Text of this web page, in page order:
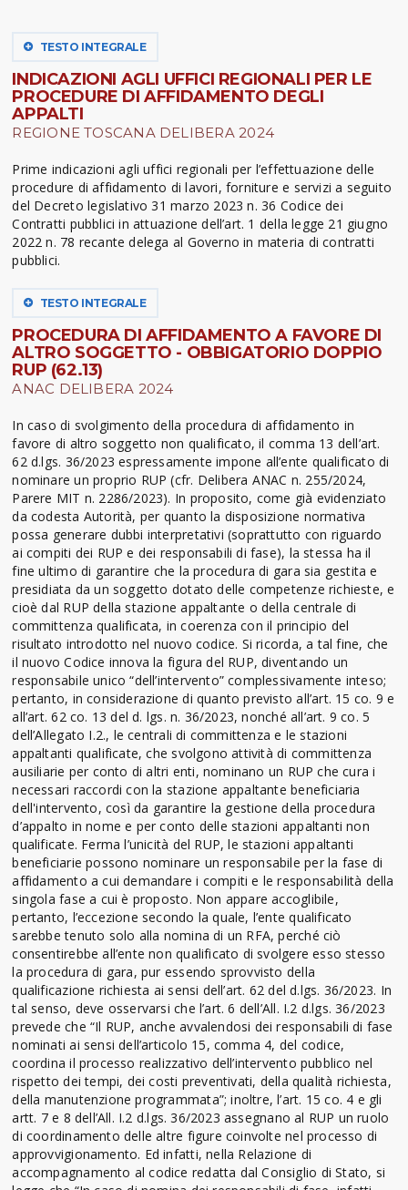
TESTO INTEGRALE
INDICAZIONI AGLI UFFICI REGIONALI PER LE
PROCEDURE DI AFFIDAMENTO DEGLI
APPALTI
REGIONE TOSCANA DELIBERA 2024
Prime indicazioni agli uffici regionali per l’effettuazione delle
procedure di affidamento di lavori, forniture e servizi a seguito
del Decreto legislativo 31 marzo 2023 n. 36 Codice dei
Contratti pubblici in attuazione dell’art. 1 della legge 21 giugno
2022 n. 78 recante delega al Governo in materia di contratti
pubblici.
TESTO INTEGRALE
PROCEDURA DI AFFIDAMENTO A FAVORE DI
ALTRO SOGGETTO - OBBIGATORIO DOPPIO
RUP (62.13)
ANAC DELIBERA 2024
In caso di svolgimento della procedura di affidamento in
favore di altro soggetto non qualificato, il comma 13 dell’art.
62 d.lgs. 36/2023 espressamente impone all’ente qualificato di
nominare un proprio RUP (cfr. Delibera ANAC n. 255/2024,
Parere MIT n. 2286/2023). In proposito, come già evidenziato
da codesta Autorità, per quanto la disposizione normativa
possa generare dubbi interpretativi (soprattutto con riguardo
ai compiti dei RUP e dei responsabili di fase), la stessa ha il
fine ultimo di garantire che la procedura di gara sia gestita e
presidiata da un soggetto dotato delle competenze richieste, e
cioè dal RUP della stazione appaltante o della centrale di
committenza qualificata, in coerenza con il principio del
risultato introdotto nel nuovo codice. Si ricorda, a tal fine, che
il nuovo Codice innova la figura del RUP, diventando un
responsabile unico “dell’intervento” complessivamente inteso;
pertanto, in considerazione di quanto previsto all’art. 15 co. 9 e
all’art. 62 co. 13 del d. lgs. n. 36/2023, nonché all’art. 9 co. 5
dell’Allegato I.2., le centrali di committenza e le stazioni
appaltanti qualificate, che svolgono attività di committenza
ausiliarie per conto di altri enti, nominano un RUP che cura i
necessari raccordi con la stazione appaltante beneficiaria
dell'intervento, così da garantire la gestione della procedura
d’appalto in nome e per conto delle stazioni appaltanti non
qualificate. Ferma l’unicità del RUP, le stazioni appaltanti
beneficiarie possono nominare un responsabile per la fase di
affidamento a cui demandare i compiti e le responsabilità della
singola fase a cui è proposto. Non appare accoglibile,
pertanto, l’eccezione secondo la quale, l’ente qualificato
sarebbe tenuto solo alla nomina di un RFA, perché ciò
consentirebbe all’ente non qualificato di svolgere esso stesso
la procedura di gara, pur essendo sprovvisto della
qualificazione richiesta ai sensi dell’art. 62 del d.lgs. 36/2023. In
tal senso, deve osservarsi che l’art. 6 dell’All. I.2 d.lgs. 36/2023
prevede che “Il RUP, anche avvalendosi dei responsabili di fase
nominati ai sensi dell’articolo 15, comma 4, del codice,
coordina il processo realizzativo dell’intervento pubblico nel
rispetto dei tempi, dei costi preventivati, della qualità richiesta,
della manutenzione programmata”; inoltre, l’art. 15 co. 4 e gli
artt. 7 e 8 dell’All. I.2 d.lgs. 36/2023 assegnano al RUP un ruolo
di coordinamento delle altre figure coinvolte nel processo di
approvvigionamento. Ed infatti, nella Relazione di
accompagnamento al codice redatta dal Consiglio di Stato, si